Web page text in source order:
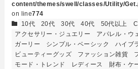
content/themes/swell/classes/Utility/
on line774
10代
20代 30代 40代 50代以上
C
アクセサリー・ジュエリー
アパレル・ウ
ガーリー
シンプル・ベーシック ハイブ
ビューティーグッズ
ファッション雑貨
モード・トレンド
レディース 財布・ケ